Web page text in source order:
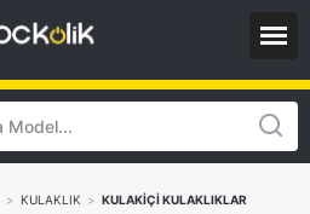
> KULAKLIK > KULAKİÇİ KULAKLIKLAR